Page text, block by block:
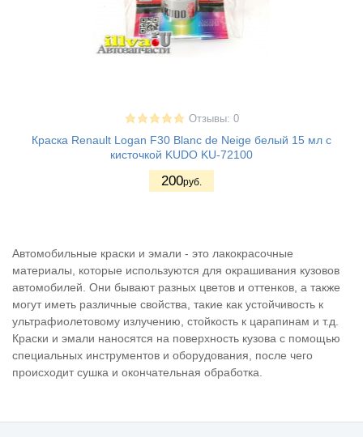
Отзывы: 0
Краска Renault Logan F30 Blanc de Neige белый 15 мл с
кисточкой KUDO KU-72100
200руб.
Автомобильные краски и эмали - это лакокрасочные
материалы, которые используются для окрашивания кузовов
автомобилей. Они бывают разных цветов и оттенков, а также
могут иметь различные свойства, такие как устойчивость к
ультрафиолетовому излучению, стойкость к царапинам и т.д.
Краски и эмали наносятся на поверхность кузова с помощью
специальных инструментов и оборудования, после чего
происходит сушка и окончательная обработка.